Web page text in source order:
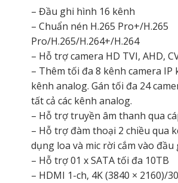
– Đầu ghi hình 16 kênh
– Chuẩn nén H.265 Pro+/H.265
Pro/H.265/H.264+/H.264
– Hỗ trợ camera HD TVI, AHD,
– Thêm tối đa 8 kênh camera IP
kênh analog. Gán tối đa 24
tất cả các kênh analog.
– Hỗ trợ truyền âm thanh qua
– Hỗ trợ đàm thoại 2 chiều qua
dụng loa và mic rời cắm vào đầu
– Hỗ trợ 01 x SATA tối đa 10TB
– HDMI 1-ch, 4K (3840 × 2160)/